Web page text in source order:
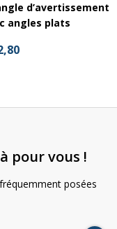
d’avertissement
angles plats
pour vous !
posées